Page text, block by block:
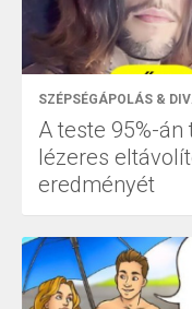
SZÉPSÉGÁPOLÁS &
A teste 95%-
lézeres
eredményét